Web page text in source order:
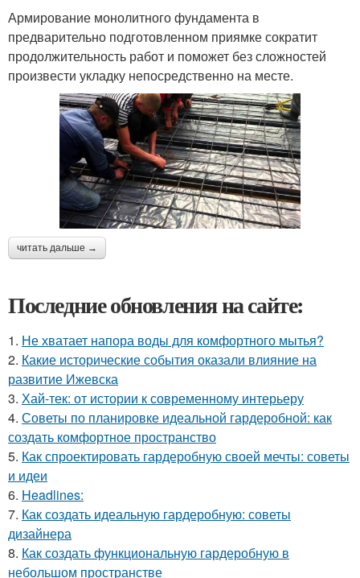
Армирование монолитного фундамента в
предварительно подготовленном приямке сократит
продолжительность работ и поможет без сложностей
произвести укладку непосредственно на месте.
читать дальше →
Последние обновления на сайте:
1. Не хватает напора воды для комфортного мытья?
2. Какие исторические события оказали влияние на
развитие Ижевска
3. Хай-тек: от истории к современному интерьеру
4. Советы по планировке идеальной гардеробной: как
создать комфортное пространство
5. Как спроектировать гардеробную своей мечты: советы
и идеи
6. Headlines:
7. Как создать идеальную гардеробную: советы
дизайнера
8. Как создать функциональную гардеробную в
небольшом пространстве